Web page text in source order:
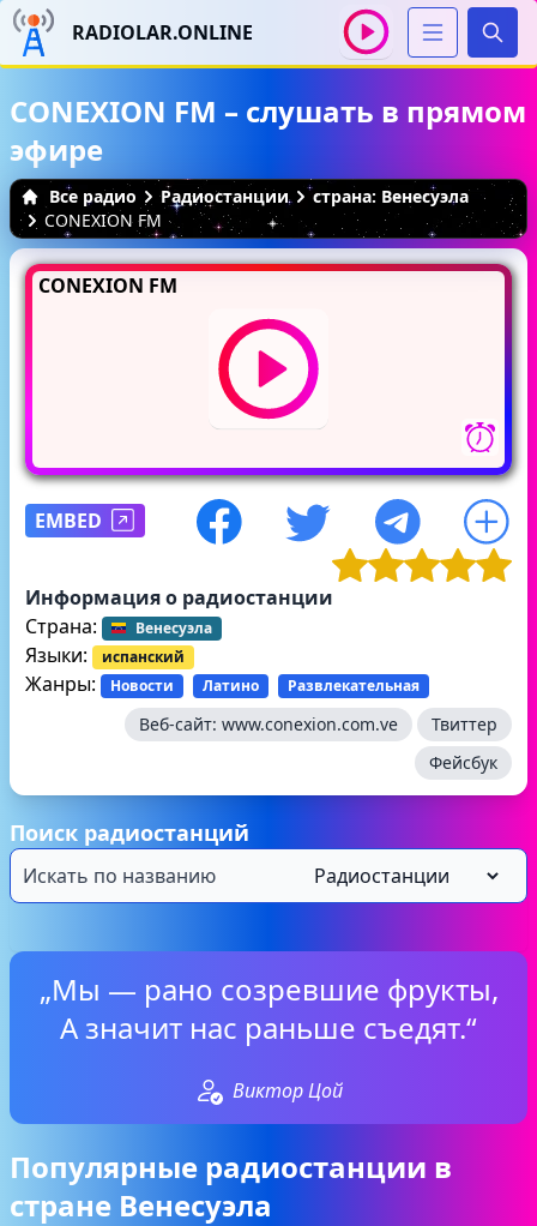
RADIOLAR.ONLINE
CONEXION FM – слушать в прямом
эфире
Все радио Радиостанции
страна: Венесуэла
CONEXION FM
CONEXION FM
EMBED
Информация о радиостанции
Страна:
Венесуэла
Языки: испанский
Жанры: Новости Латино Развлекательная
Веб-сайт: www.conexion.com.ve
Твиттер
Фейсбук
Поиск радиостанций
„Мы — рано созревшие фрукты,
А значит нас раньше съедят.“
Виктор Цой
Популярные радиостанции в
стране Венесуэла